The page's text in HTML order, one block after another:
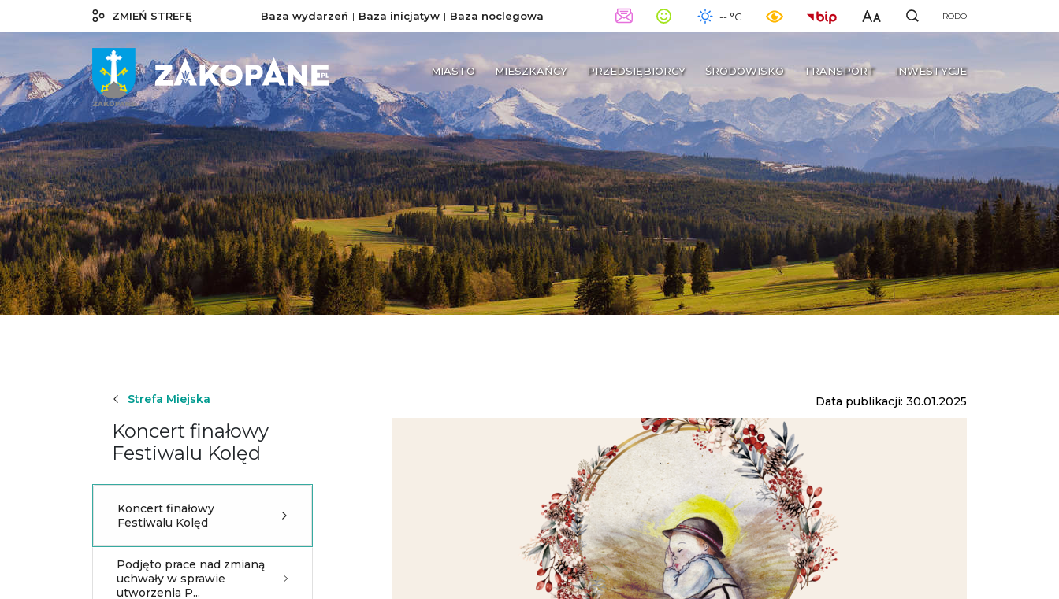
ZMIEŃ STREFĘ Baza wydarzeń Baza inicjatyw Baza noclegowa -- °C RODO
MIASTO MIESZKAŃCY PRZEDSIĘBIORCY ŚRODOWISKO TRANSPORT INWESTYCJE
Strefa Miejska
Koncert finałowy
Festiwalu Kolęd
Koncert finałowy
Festiwalu Kolęd
Podjęto prace nad zmianą
uchwały w sprawie
utworzenia P...
Data publikacji: 30.01.2025